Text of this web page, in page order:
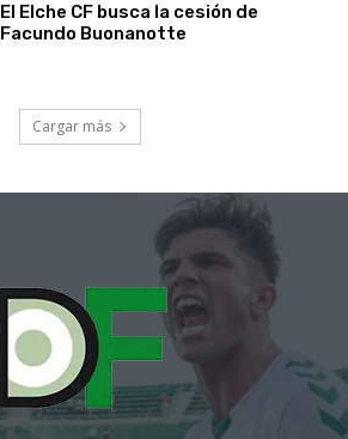
El Elche CF busca la cesión de
Facundo Buonanotte
Cargar más